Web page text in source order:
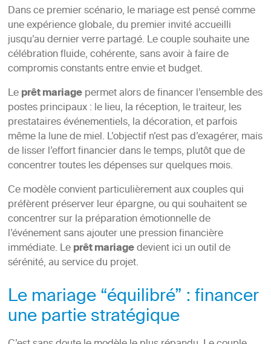
Dans ce premier scénario, le mariage est pensé comme
une expérience globale, du premier invité accueilli
jusqu’au dernier verre partagé. Le couple souhaite une
célébration fluide, cohérente, sans avoir à faire de
compromis constants entre envie et budget.
Leprêt mariagepermet alors de financer l’ensemble des
postes principaux : le lieu, la réception, le traiteur, les
prestataires événementiels, la décoration, et parfois
même la lune de miel. L’objectif n’est pas d’exagérer, mais
de lisser l’effort financier dans le temps, plutôt que de
concentrer toutes les dépenses sur quelques mois.
Ce modèle convient particulièrement aux couples qui
préfèrent préserver leur épargne, ou qui souhaitent se
concentrer sur la préparation émotionnelle de
l’événement sans ajouter une pression financière
immédiate. Leprêt mariagedevient ici un outil de
sérénité, au service du projet.
Le mariage “équilibré” : financer
une partie stratégique